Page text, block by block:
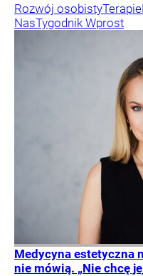
Rozwój osobistyTerapie
NasTygodnik Wprost
Medycyna estetyczna
nie mówią. „Nie chcę